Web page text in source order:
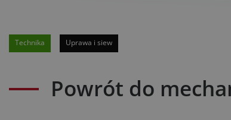
Technika Uprawa i siew
Powrót do